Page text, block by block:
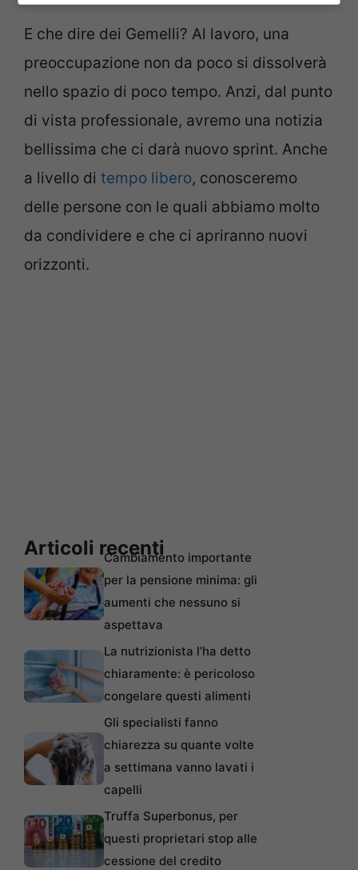
E che dire dei Gemelli? Al lavoro, una
preoccupazione non da poco si dissolverà
nello spazio di poco tempo. Anzi, dal punto
di vista professionale, avremo una notizia
bellissima che ci darà nuovo sprint. Anche
a livello di tempo libero, conosceremo
delle persone con le quali abbiamo molto
da condividere e che ci apriranno nuovi
orizzonti.
Articoli recentiCambiamento importante
per la pensione minima: gli
aumenti che nessuno si
aspettava
La nutrizionista l’ha detto
chiaramente: è pericoloso
congelare questi alimenti
Gli specialisti fanno
chiarezza su quante volte
a settimana vanno lavati i
capelli
Truffa Superbonus, per
questi proprietari stop alle
cessione del credito